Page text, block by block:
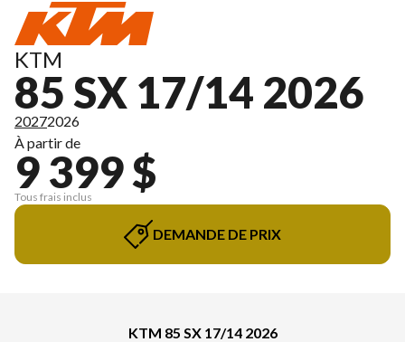
KTM
85 SX 17/14 2026
20272026
À partir de
9 399 $
Tous frais inclus
DEMANDE DE PRIX
KTM 85 SX 17/14 2026